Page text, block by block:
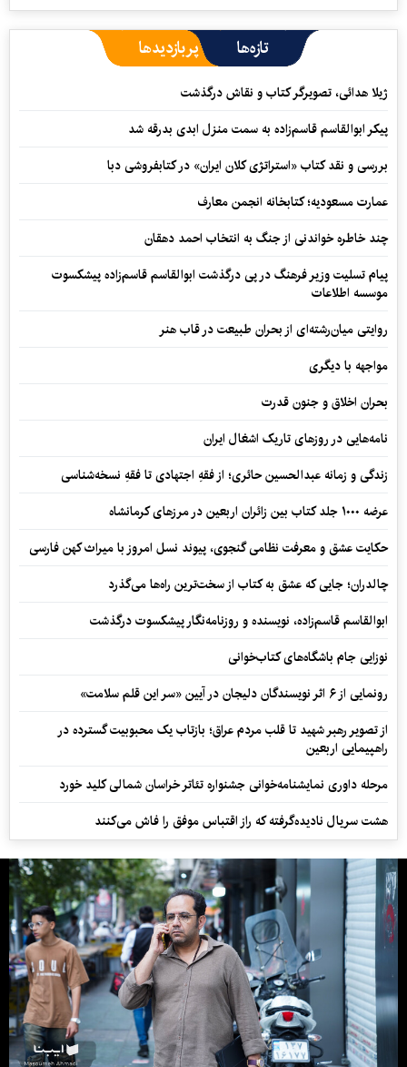
تازه‌ها پربازدیدها
ژیلا هدائی، تصویرگر کتاب و نقاش درگذشت
پیکر ابوالقاسم قاسم‌زاده به سمت منزل ابدی بدرقه شد
بررسی و نقد کتاب «استراتژی کلان ایران» در کتابفروشی دبا
عمارت مسعودیه؛ کتابخانه انجمن معارف
چند خاطره خواندنی از جنگ به انتخاب احمد دهقان
پیام تسلیت وزیر فرهنگ در پی درگذشت ابوالقاسم قاسم‌زاده پیشکسوت
موسسه اطلاعات
روایتی میان‌رشته‌ای از بحران طبیعت در قاب هنر
مواجهه با دیگری
بحران اخلاق و جنون قدرت
نامه‌هایی در روزهای تاریک اشغال ایران
زندگی و زمانه عبدالحسین حائری؛ از فقهِ اجتهادی تا فقهِ نسخه‌شناسی
عرضه ۱۰۰۰ جلد کتاب بین زائران اربعین در مرزهای کرمانشاه
حکایت عشق و معرفت نظامی گنجوی، پیوند نسل امروز با میراث کهن فارسی
چالدران؛ جایی که عشق به کتاب از سخت‌ترین راه‌ها می‌گذرد
ابوالقاسم قاسم‌زاده، نویسنده و روزنامه‌نگار پیشکسوت درگذشت
نوزایی جام باشگاه‌های کتاب‌خوانی
رونمایی از ۶ اثر نویسندگان دلیجان در آیین «سر این قلم سلامت»
از تصویر رهبر شهید تا قلب مردم عراق؛ بازتاب یک محبوبیت گسترده در
راهپیمایی اربعین
مرحله داوری نمایشنامه‌خوانی جشنواره تئاتر خراسان شمالی کلید خورد
هشت سریال نادیده‌گرفته که راز اقتباس موفق را فاش می‌کنند